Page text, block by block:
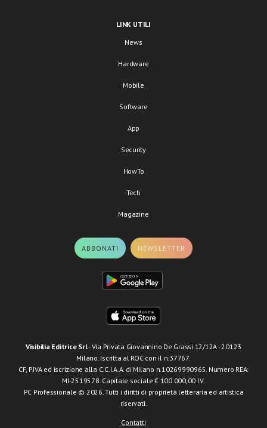
LINK UTILI
News
Hardware
Mobile
Software
App
Security
HowTo
Tech
Magazine
ABBONATI NEWSLETTER
Visibilia Editrice Srl- Via Privata Giovannino De Grassi 12/12A - 20123
Milano. Iscritta al ROC con il n.37767.
CF, P.IVA ed iscrizione alla C.C.I.A.A. di Milano n.10269990965. Numero REA:
MI-2519578. Capitale sociale € 100.000,00 I.V.
PC Professionale © 2026. Tutti i diritti di proprietà letteraria ed artistica
riservati.
Contatti